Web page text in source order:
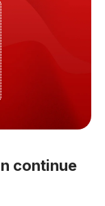
continue